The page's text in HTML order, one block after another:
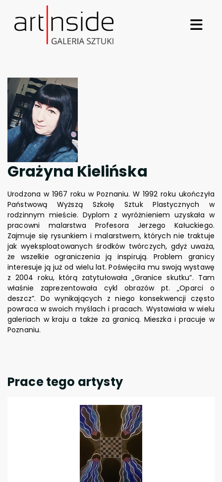
Grażyna Kielińska
Urodzona w 1967 roku w Poznaniu. W 1992 roku ukończyła
Państwową Wyższą Szkołę Sztuk Plastycznych w
rodzinnym mieście. Dyplom z wyróżnieniem uzyskała w
pracowni malarstwa Profesora Jerzego Kałuckiego.
Zajmuje się rysunkiem i malarstwem, których nie traktuje
jak wyeksploatowanych środków twórczych, gdyż uważa,
że wszelkie ograniczenia ją inspirują. Problem granicy
interesuje ją już od wielu lat. Poświęciła mu swoją wystawę
z 2004 roku, którą zatytułowała „Granice skutku”. Tam
właśnie zaprezentowała cykl obrazów pt. „Oparci o
deszcz”. Do wynikających z niego konsekwencji często
powraca w swoich myślach i pracach. Wystawiała w wielu
galeriach w kraju a także za granicą. Mieszka i pracuje w
Poznaniu.
Prace tego artysty